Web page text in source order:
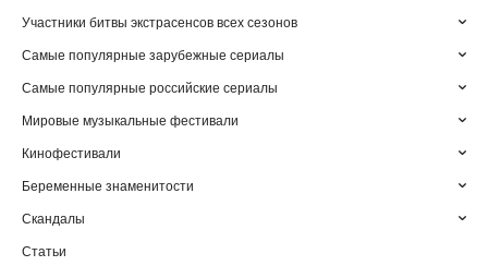
Участники битвы экстрасенсов всех сезонов
Самые популярные зарубежные сериалы
Самые популярные российские сериалы
Мировые музыкальные фестивали
Кинофестивали
Беременные знаменитости
Скандалы
Статьи